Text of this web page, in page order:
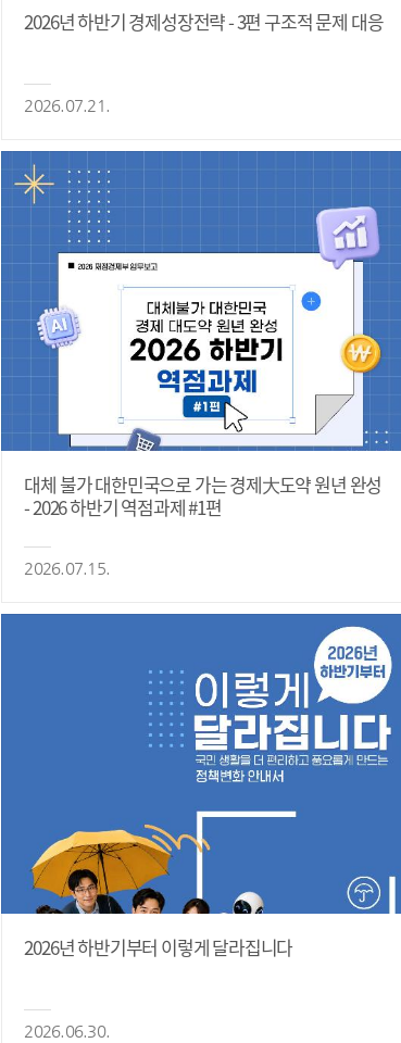
2026년 하반기 경제성장전략 - 3편 구조적 문제 대응
2026.07.21.
대체 불가 대한민국으로 가는 경제大도약 원년 완성
- 2026 하반기 역점과제 #1편
2026.07.15.
2026년 하반기부터 이렇게 달라집니다
2026.06.30.